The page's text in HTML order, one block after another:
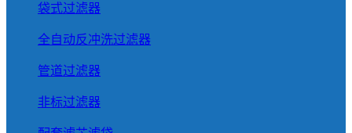
袋式过滤器
全自动反冲洗过滤器
管道过滤器
非标过滤器